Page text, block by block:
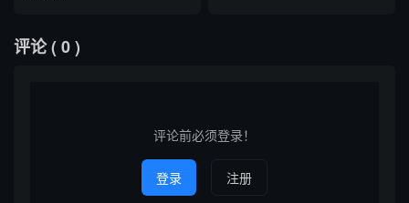
评论( 0 )
评论前必须登录！
登录 注册